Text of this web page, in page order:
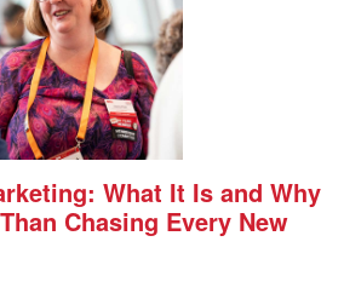
What It Is and Why
Chasing Every New